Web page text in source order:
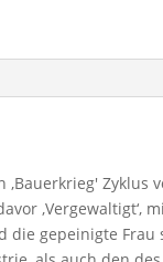
Zyklus
‚Vergewaltigt‘,
die gepeinigte Frau